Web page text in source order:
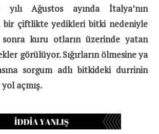
yılı Ağustos ayında İtalya’nın
bir çiftlikte yedikleri bitki nedeniyle
sonra kuru otların üzerinde yatan
görülüyor. Sığırların ölmesine ya
sorgum adlı bitkideki durrinin
açmış.